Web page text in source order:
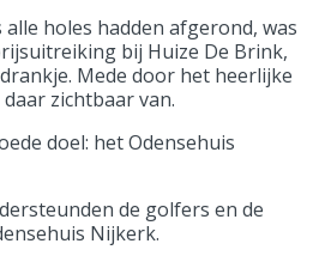
holes hadden afgerond, was
bij Huize De Brink,
Mede door het heerlijke
zichtbaar van.
doel: het Odensehuis
de golfers en de
Nijkerk.